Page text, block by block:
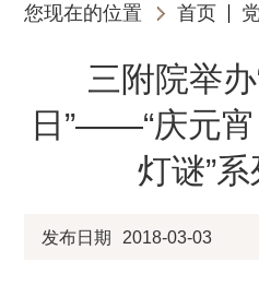
您现在的位置 首页
三附院举
日”——“庆元
灯谜”
发布日期 2018-03-03